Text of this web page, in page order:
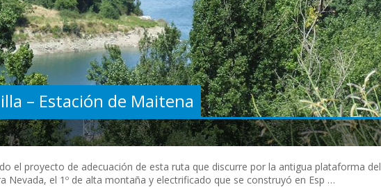
– Estación de Maitena
el proyecto de adecuación de esta ruta que discurre por la antigua plataforma del
Nevada, el 1º de alta montaña y electrificado que se construyó en Esp …